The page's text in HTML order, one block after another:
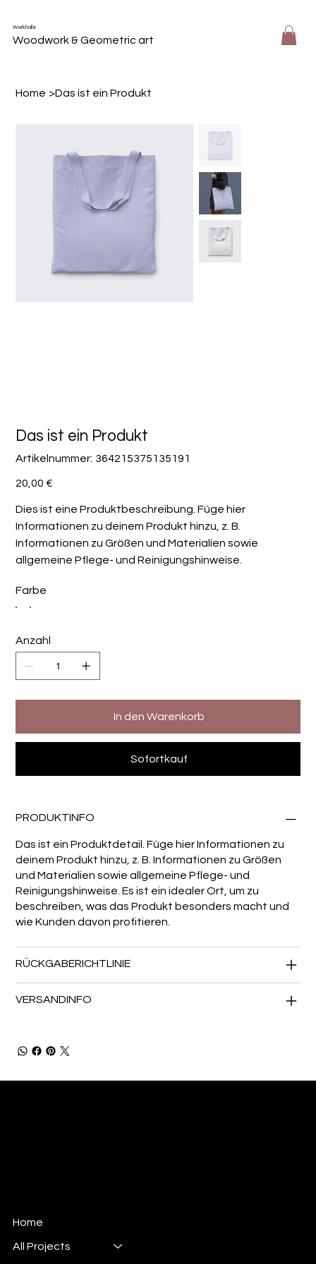
Werkhalle
Woodwork & Geometric art
Home >Das ist ein Produkt
Das ist ein Produkt
Artikelnummer: Artikelnummer:
364215375135191
364215375135191
Preis
20,00 €
Dies ist eine Produktbeschreibung. Füge hier
Informationen zu deinem Produkt hinzu, z. B.
Informationen zu Größen und Materialien sowie
allgemeine Pflege- und Reinigungshinweise.
Farbe
Anzahl
In den Warenkorb
Sofortkauf
PRODUKTINFO
Das ist ein Produktdetail. Füge hier Informationen zu
deinem Produkt hinzu, z. B. Informationen zu Größen
und Materialien sowie allgemeine Pflege- und
Reinigungshinweise. Es ist ein idealer Ort, um zu
beschreiben, was das Produkt besonders macht und
wie Kunden davon profitieren.
RÜCKGABERICHTLINIE
VERSANDINFO
Home
All Projects